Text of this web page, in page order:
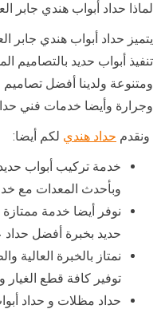
لماذا حداد أبواب هندي جابر
يتميز حداد أبواب هندي جابر
تنفيذ أبواب حديد بالتصاميم
ومتنوعة ولدينا أفضل
وجرارة وأيضا خدمات فني
ونقدم حداد هندي لكم أيضا:
خدمة تركيب أبواب
وبأحدث المعدات مع
نوفر أيضا خدمة
حديد بخبرة أفضل حداد
نمتاز بالخبرة
توفير كافة قطع
حداد مظلات و حداد